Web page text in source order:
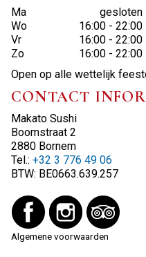
Ma gesloten
Wo
16:00 - 22:00
Vr
16:00 - 22:00
Zo
16:00 - 22:00
Open op alle wettelijk
CONTACT
Makato Sushi
Boomstraat 2
2880 Bornem
Tel.: +32 3 776 49 06
BTW: BE0663.639.257
Algemene voorwaarden